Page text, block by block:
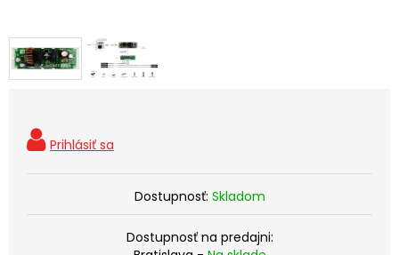
Dostupnosť: Skladom
Dostupnosť na predajni: